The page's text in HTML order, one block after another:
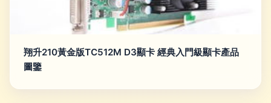
翔升210黃金版TC512M D3顯卡 經典入門級顯卡產品
圖鑒